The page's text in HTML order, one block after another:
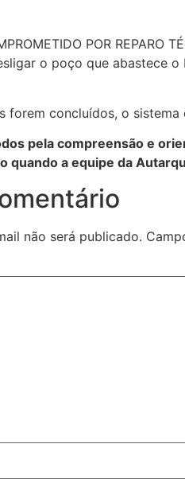
POR
o poço que abastece
forem concluídos, o
pela compreensão e
quando a equipe da
não será publicado.